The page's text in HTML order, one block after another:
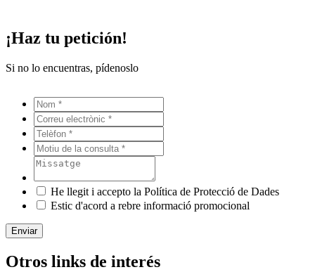
¡Haz tu petición!
Si no lo encuentras, pídenoslo
He llegit i accepto la Política de Protecció de Dades
Estic d'acord a rebre informació promocional
Enviar
Otros links de interés